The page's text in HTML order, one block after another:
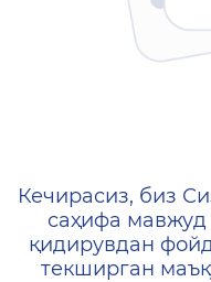
404 —
Кечирасиз, биз
саҳифа
қидирувдан
текширган